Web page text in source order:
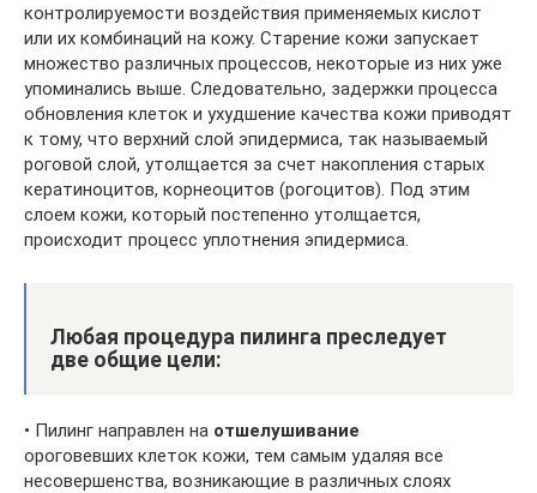
контролируемости воздействия применяемых кислот
или их комбинаций на кожу. Старение кожи запускает
множество различных процессов, некоторые из них уже
упоминались выше. Следовательно, задержки процесса
обновления клеток и ухудшение качества кожи приводят
к тому, что верхний слой эпидермиса, так называемый
роговой слой, утолщается за счет накопления старых
кератиноцитов, корнеоцитов (рогоцитов). Под этим
слоем кожи, который постепенно утолщается,
происходит процесс уплотнения эпидермиса.
Любая процедура пилинга преследует
две общие цели:
• Пилинг направлен на отшелушивание
ороговевших клеток кожи, тем самым удаляя все
несовершенства, возникающие в различных слоях